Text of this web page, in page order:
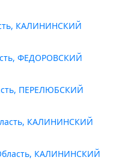
КАЛИНИНСКИЙ
ФЕДОРОВСКИЙ
ПЕРЕЛЮБСКИЙ
КАЛИНИНСКИЙ
КАЛИНИНСКИЙ